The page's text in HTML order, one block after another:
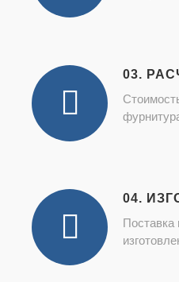
03.
04.
Поставка